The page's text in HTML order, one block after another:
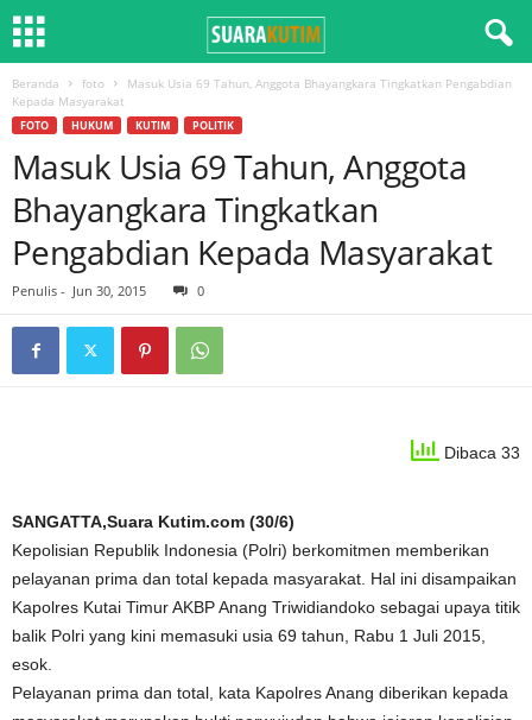
Beranda foto
Masuk Usia 69 Tahun, Anggota Bhayangkara Tingkatkan Pengabdian
Kepada Masyarakat
FOTO HUKUM KUTIM POLITIK
Masuk Usia 69 Tahun, Anggota
Bhayangkara Tingkatkan
Pengabdian Kepada Masyarakat
Penulis - Jun 30, 2015 0
Dibaca 33
SANGATTA,Suara Kutim.com (30/6)
Kepolisian Republik Indonesia (Polri) berkomitmen memberikan
pelayanan prima dan total kepada masyarakat. Hal ini disampaikan
Kapolres Kutai Timur AKBP Anang Triwidiandoko sebagai upaya titik
balik Polri yang kini memasuki usia 69 tahun, Rabu 1 Juli 2015,
esok.
Pelayanan prima dan total, kata Kapolres Anang diberikan kepada